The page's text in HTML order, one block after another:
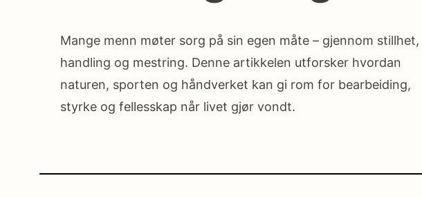
Mange menn møter sorg på sin egen måte – gjennom stillhet,
handling og mestring. Denne artikkelen utforsker hvordan
naturen, sporten og håndverket kan gi rom for bearbeiding,
styrke og fellesskap når livet gjør vondt.